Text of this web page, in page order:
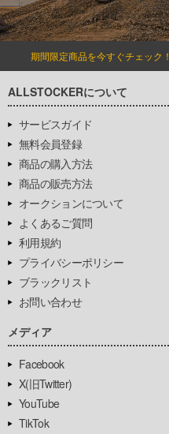
期間限定商品を今すぐチェック！
ALLSTOCKERについて
サービスガイド
無料会員登録
商品の購入方法
商品の販売方法
オークションについて
よくあるご質問
利用規約
プライバシーポリシー
ブラックリスト
お問い合わせ
メディア
Facebook
X(旧Twitter)
YouTube
TikTok